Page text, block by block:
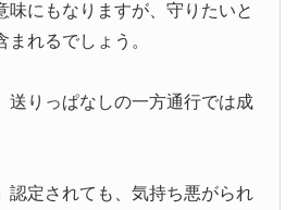
味にもなりますが、守りたいと
れるでしょう。
送りっぱなしの一方通行では成
認定されても、気持ち悪がられ